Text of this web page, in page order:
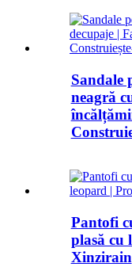
Sandale
neagră
Pantofi
plasă cu
Xinzirain